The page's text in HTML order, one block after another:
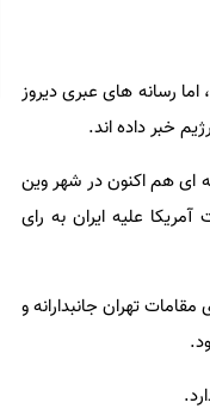
اما رسانه های عبری دیروز
خبر داده اند.
ای هم اکنون در شهر وین
علیه ایران به رای
تهران جانبدارانه و